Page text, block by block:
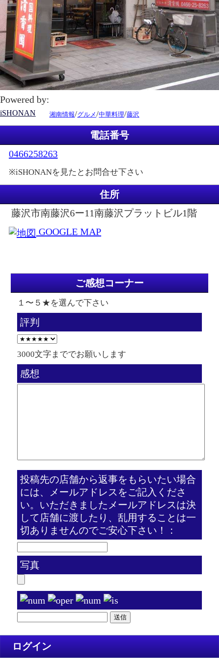
Powered by:
iSHONAN 湘南情報/グルメ/中華料理/藤沢
電話番号
0466258263
※iSHONANを見たとお問合せ下さい
住所
藤沢市南藤沢6ー11南藤沢プラットビル1階
GOOGLE MAP
ご感想コーナー
１〜５★を選んで下さい
評判
3000文字まででお願いします
感想
投稿先の店舗から返事をもらいたい場合
には、メールアドレスをご記入くださ
い。いただきましたメールアドレスは決
して店舗に渡したり、乱用することは一
切ありませんのでご安心下さい！：
写真
ログイン